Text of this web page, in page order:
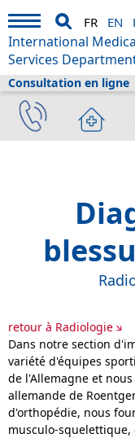
Consultation en ligne
FR EN
International
Services
Services médicaux
départements
›Radiologie ›
sportives
retour à Radiologie
Dans notre section
variété d'équipes
de l'Allemagne et
allemande de
d'orthopédie, nous
musculo-